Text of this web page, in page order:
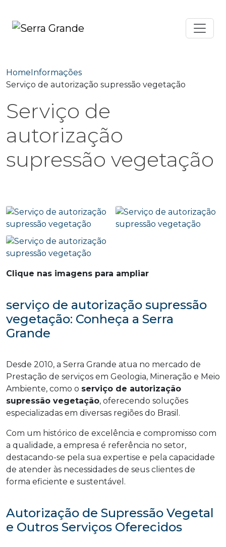
HomeInformações
Serviço de autorização supressão vegetação
Serviço de
autorização
supressão vegetação
Clique nas imagens para ampliar
serviço de autorização supressão
vegetação: Conheça a Serra
Grande
Desde 2010, a Serra Grande atua no mercado de
Prestação de serviços em Geologia, Mineração e Meio
Ambiente, como o serviço de autorização
supressão vegetação, oferecendo soluções
especializadas em diversas regiões do Brasil.
Com um histórico de excelência e compromisso com
a qualidade, a empresa é referência no setor,
destacando-se pela sua expertise e pela capacidade
de atender às necessidades de seus clientes de
forma eficiente e sustentável.
Autorização de Supressão Vegetal
e Outros Serviços Oferecidos